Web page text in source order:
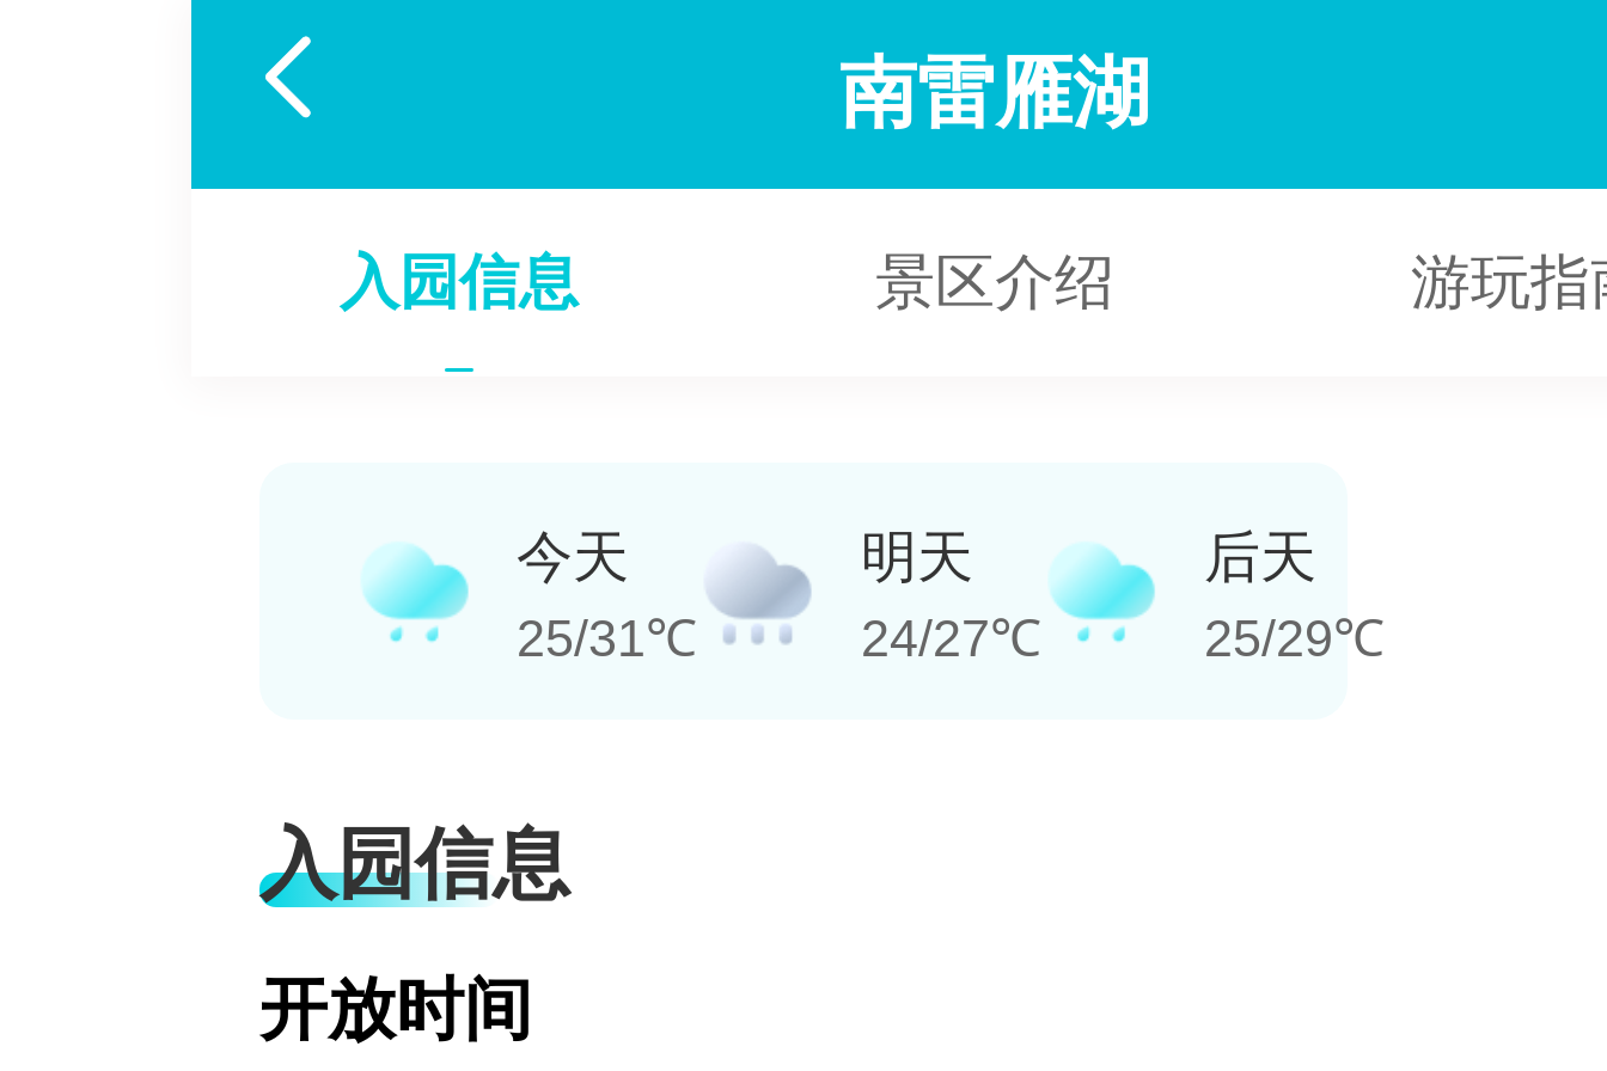
 南雷雁湖
入园信息 景区介绍 游玩指
今天
25/31℃
明天
24/27℃
后天
25/29℃
入园信息
开放时间